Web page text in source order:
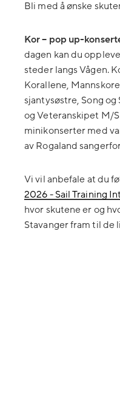
Bli med å ønske
Kor – pop up-
dagen kan du
steder langs Vågen.
Korallene,
sjantysøstre, Song og
og Veteranskipet M/
minikonserter med
av Rogaland
Vi vil anbefale at du
2026 - Sail Training
hvor skutene er og
Stavanger fram til de